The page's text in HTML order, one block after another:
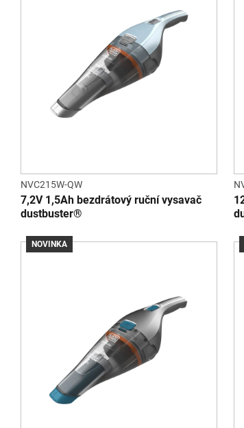
NVC215W-QW
7,2V 1,5Ah bezdrátový ruční vysavač
dustbuster®
NOVINKA